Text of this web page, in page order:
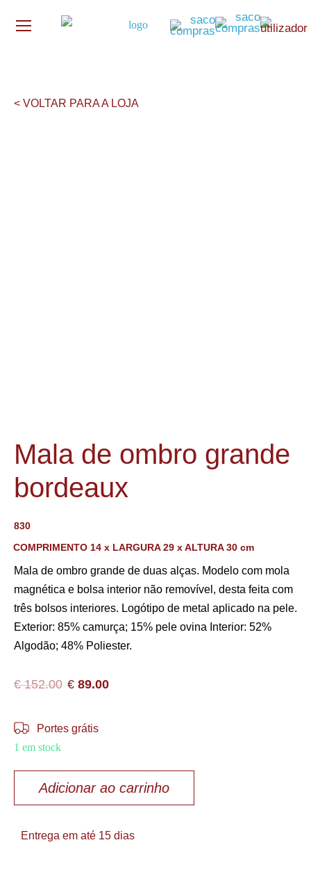
< VOLTAR PARA A LOJA
Mala de ombro grande
bordeaux
830
COMPRIMENTO 14 x LARGURA 29 x ALTURA 30 cm
Mala de ombro grande de duas alças. Modelo com mola
magnética e bolsa interior não removível, desta feita com
três bolsos interiores. Logótipo de metal aplicado na pele.
Exterior: 85% camurça; 15% pele ovina Interior: 52%
Algodão; 48% Poliester.
€152.00 € 89.00
Portes grátis
1 em stock
Adicionar ao carrinho
Entrega em até 15 dias